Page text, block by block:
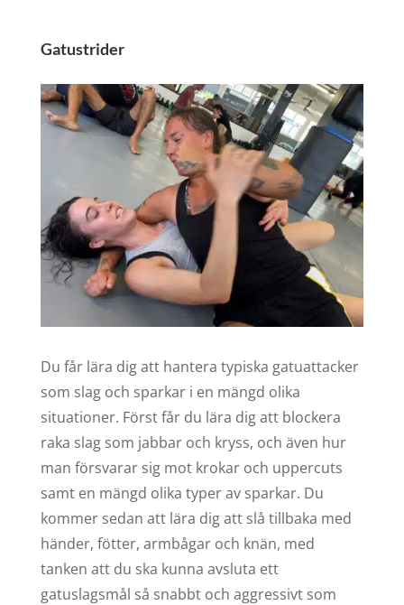
Gatustrider
Du får lära dig att hantera typiska gatuattacker
som slag och sparkar i en mängd olika
situationer. Först får du lära dig att blockera
raka slag som jabbar och kryss, och även hur
man försvarar sig mot krokar och uppercuts
samt en mängd olika typer av sparkar. Du
kommer sedan att lära dig att slå tillbaka med
händer, fötter, armbågar och knän, med
tanken att du ska kunna avsluta ett
gatuslagsmål så snabbt och aggressivt som